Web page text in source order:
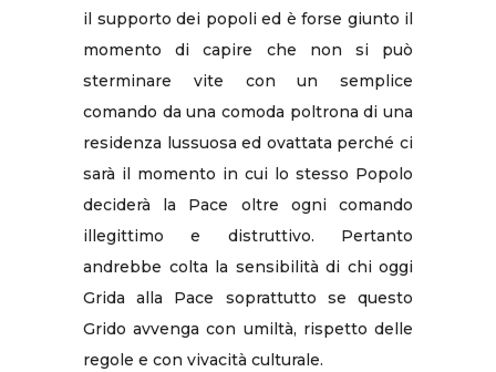
il supporto dei popoli ed è forse giunto il
momento di capire che non si può
sterminare vite con un semplice
comando da una comoda poltrona di una
residenza lussuosa ed ovattata perché ci
sarà il momento in cui lo stesso Popolo
deciderà la Pace oltre ogni comando
illegittimo e distruttivo. Pertanto
andrebbe colta la sensibilità di chi oggi
Grida alla Pace soprattutto se questo
Grido avvenga con umiltà, rispetto delle
regole e con vivacità culturale.